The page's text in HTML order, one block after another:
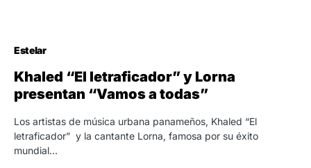
Estelar
Khaled “El letraficador” y Lorna
presentan “Vamos a todas”
Los artistas de música urbana panameños, Khaled “El
letraficador” y la cantante Lorna, famosa por su éxito
mundial…